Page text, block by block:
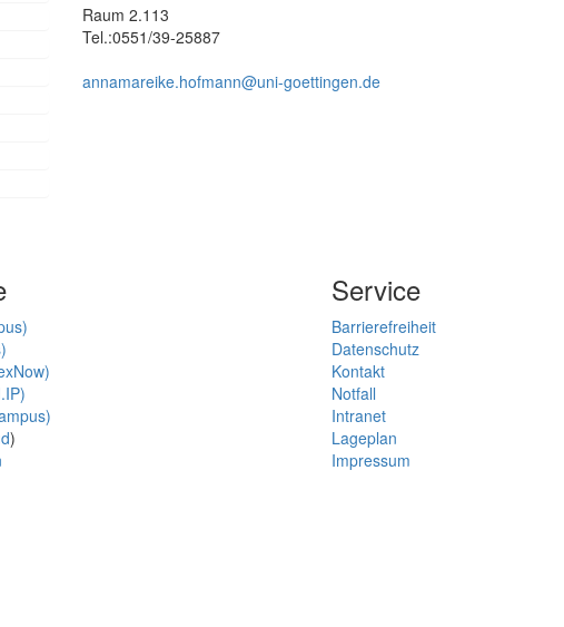
Raum 2.113
Tel.:0551/39-25887
annamareike.hofmann@uni-goettingen.de
)
Service
Barrierefreiheit
Datenschutz
Kontakt
Notfall
Intranet
Lageplan
Impressum